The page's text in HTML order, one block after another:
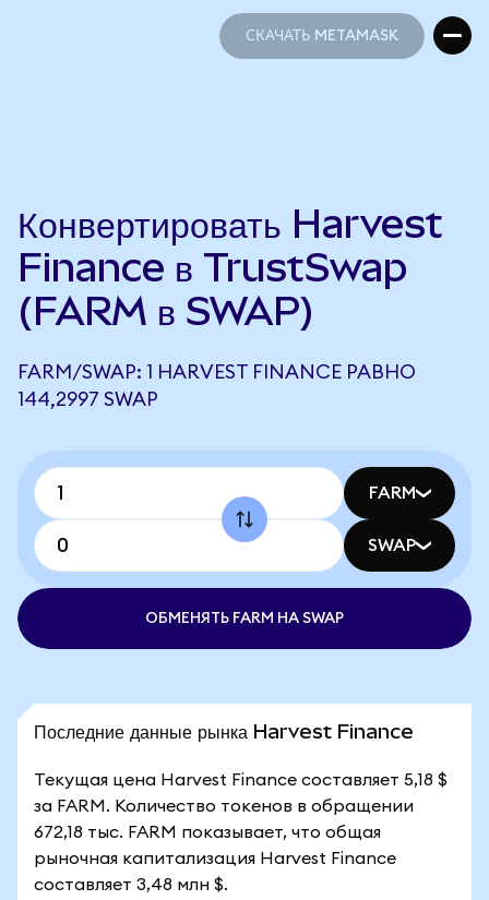
СКАЧАТЬ METAMASK
Конвертировать Harvest
Finance в TrustSwap
(FARM в SWAP)
FARM/SWAP: 1 HARVEST FINANCE РАВНО
144,2997 SWAP
FARM
SWAP
ОБМЕНЯТЬ FARM НА SWAP
Последние данные рынка Harvest Finance
Текущая цена Harvest Finance составляет 5,18 $
за FARM. Количество токенов в обращении
672,18 тыс. FARM показывает, что общая
рыночная капитализация Harvest Finance
составляет 3,48 млн $.